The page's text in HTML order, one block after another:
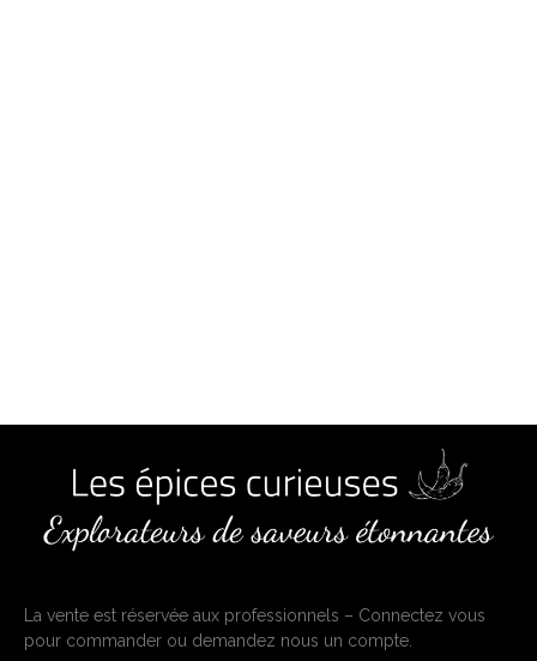
La vente est réservée aux professionnels – Connectez vous
pour commander ou demandez nous un compte.